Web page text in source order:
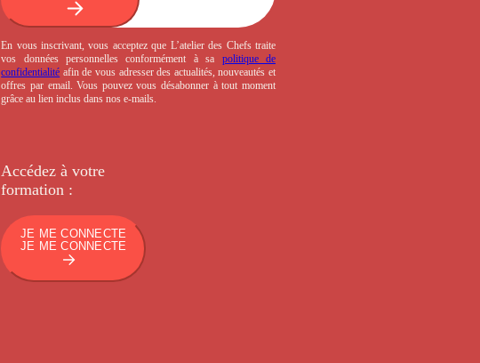
En vous inscrivant, vous acceptez que L’atelier des Chefs traite
vos données personnelles conformément à sa politique de
confidentialité afin de vous adresser des actualités, nouveautés et
offres par email. Vous pouvez vous désabonner à tout moment
grâce au lien inclus dans nos e-mails.
Accédez à votre
formation :
JE ME CONNECTE
JE ME CONNECTE